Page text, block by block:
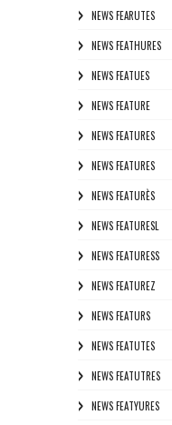
NEWS FEARUTES
NEWS FEATHURES
NEWS FEATUES
NEWS FEATURE
NEWS FEATURES
NEWS FEATURES
NEWS FEATURÈS
NEWS FEATURESL
NEWS FEATURESS
NEWS FEATUREZ
NEWS FEATURS
NEWS FEATUTES
NEWS FEATUTRES
NEWS FEATYURES